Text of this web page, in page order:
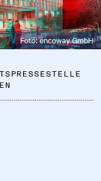
Foto: encoway GmbH